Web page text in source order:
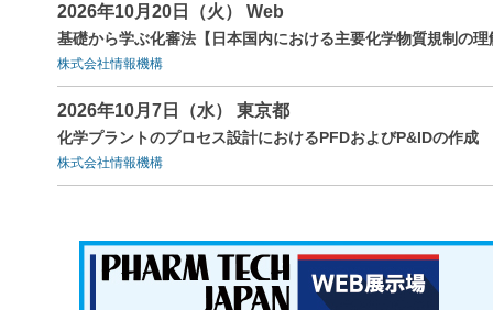
2026年10月20日（火） Web
基礎から学ぶ化審法【日本国内における主要化学物質規制の
株式会社情報機構
2026年10月7日（水） 東京都
化学プラントのプロセス設計におけるPFDおよびP&IDの作成
株式会社情報機構